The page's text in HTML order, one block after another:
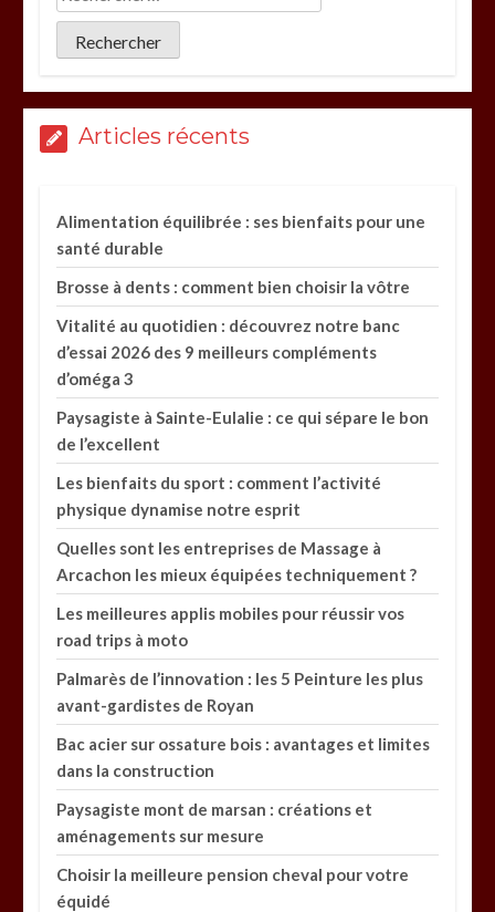
Articles récents
Alimentation équilibrée : ses bienfaits pour une
santé durable
Brosse à dents : comment bien choisir la vôtre
Vitalité au quotidien : découvrez notre banc
d’essai 2026 des 9 meilleurs compléments
d’oméga 3
Paysagiste à Sainte-Eulalie : ce qui sépare le bon
de l’excellent
Les bienfaits du sport : comment l’activité
physique dynamise notre esprit
Quelles sont les entreprises de Massage à
Arcachon les mieux équipées techniquement ?
Les meilleures applis mobiles pour réussir vos
road trips à moto
Palmarès de l’innovation : les 5 Peinture les plus
avant-gardistes de Royan
Bac acier sur ossature bois : avantages et limites
dans la construction
Paysagiste mont de marsan : créations et
aménagements sur mesure
Choisir la meilleure pension cheval pour votre
équidé